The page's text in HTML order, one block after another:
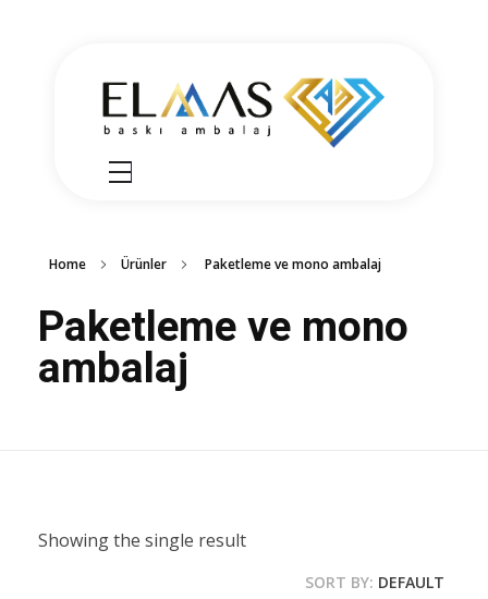
Elmas Ambalajشركة الماس امبلاج في تركيا مختصين في مجالي الطباعة والتغليف للعديد من المنتجات الغذائية والصناعية من رول التغليف وأكياس النايلون بسرعة واتقان وجودة عالية في التنفيذ ضمن أعلى المعايير العالمية وبأسعار منافسة
Home Ürünler Paketleme ve mono ambalaj
Paketleme ve mono
ambalaj
Showing the single result
SORT BY: DEFAULT